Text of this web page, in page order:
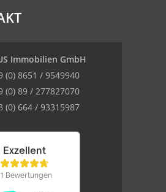
Immobilien GmbH
(0) 8651 / 9549940
(0) 89 / 277827070
(0) 664 / 93315987